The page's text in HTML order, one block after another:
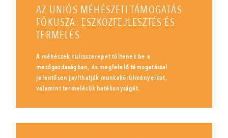
AZ UNIÓS MÉHÉSZETI TÁMOGATÁS
FÓKUSZA: ESZKÖZFEJLESZTÉS ÉS
TERMELÉS
A méhészek kulcsszerepet töltenek be a
mezőgazdaságban, és megfelelő támogatással
jelentősen javíthatják munkakörülményeiket,
valamint termelésük hatékonyságát.